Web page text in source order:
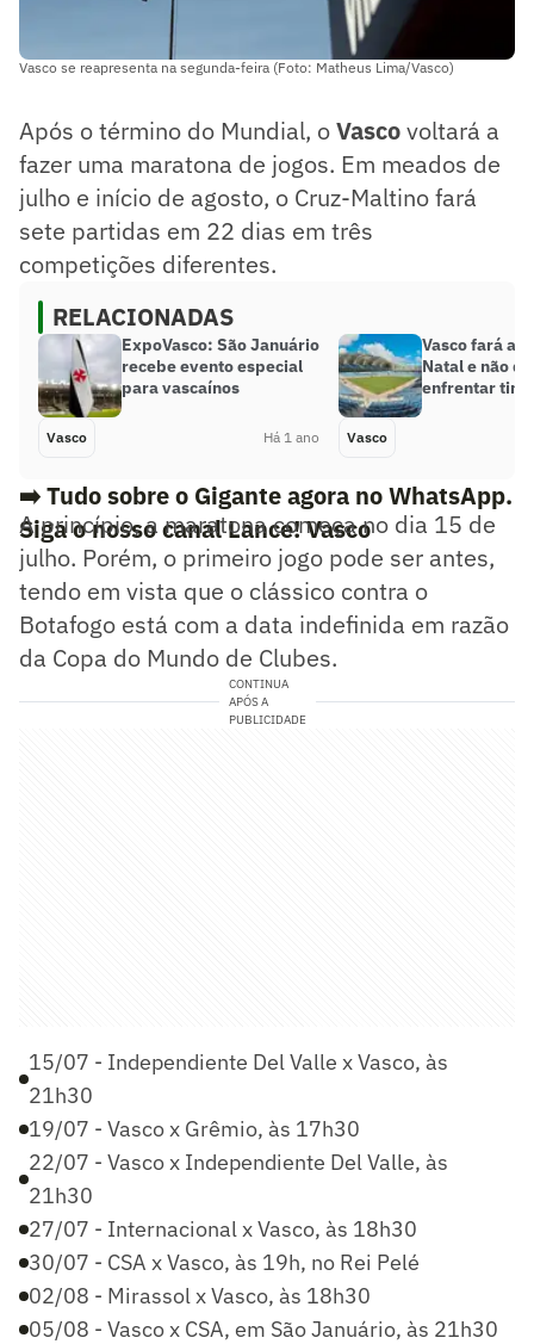
Vasco se reapresenta na segunda-feira (Foto: Matheus Lima/Vasco)
Após o término do Mundial, oVascovoltará a
fazer uma maratona de jogos. Em meados de
julho e início de agosto, o Cruz-Maltino fará
sete partidas em 22 dias em três
competições diferentes.
RELACIONADAS
ExpoVasco: São Januário
recebe evento especial
para vascaínos
Vasco Há 1 ano
Vasco fará
Natal e não
enfrentar
Vasco
➡️ Tudo sobre o Gigante agora no WhatsApp.
Siga o nosso canal Lance! Vasco
A princípio, a maratona começa no dia 15 de
julho. Porém, o primeiro jogo pode ser antes,
tendo em vista que o clássico contra o
Botafogo está com a data indefinida em razão
da Copa do Mundo de Clubes.
CONTINUA
APÓS A
PUBLICIDADE
15/07 - Independiente Del Valle x Vasco, às
21h30
19/07 - Vasco x Grêmio, às 17h30
22/07 - Vasco x Independiente Del Valle, às
21h30
27/07 - Internacional x Vasco, às 18h30
30/07 - CSA x Vasco, às 19h, no Rei Pelé
02/08 - Mirassol x Vasco, às 18h30
05/08 - Vasco x CSA, em São Januário, às 21h30